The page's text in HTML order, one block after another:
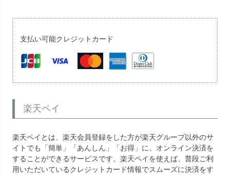
支払い可能クレジットカード
楽天ペイ
楽天ペイとは、楽天会員登録をした方が楽天グループ以外のサ
イトでも「簡単」「あんしん」「お得」に、オンライン決済を
することができるサービスです。楽天ペイを使えば、普段ご利
用いただいているクレジットカード情報でスムーズに決済をす